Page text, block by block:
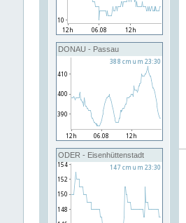
DONAU - Passau
ODER - Eisenhüttenstadt